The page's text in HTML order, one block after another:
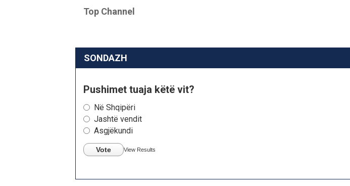
Top Channel
SONDAZH
Pushimet tuaja këtë vit?
Në Shqipëri
Jashtë vendit
Asgjëkundi
Vote View Results